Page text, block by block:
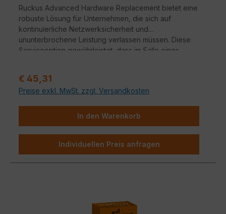
Ruckus Advanced Hardware Replacement bietet eine
robuste Lösung für Unternehmen, die sich auf
kontinuierliche Netzwerksicherheit und
ununterbrochene Leistung verlassen müssen. Diese
Serviceoption gewährleistet, dass im Falle eines
Verkaufspreis:
€ 45,31
Preise exkl. MwSt. zzgl. Versandkosten
In den Warenkorb
Individuellen Preis anfragen